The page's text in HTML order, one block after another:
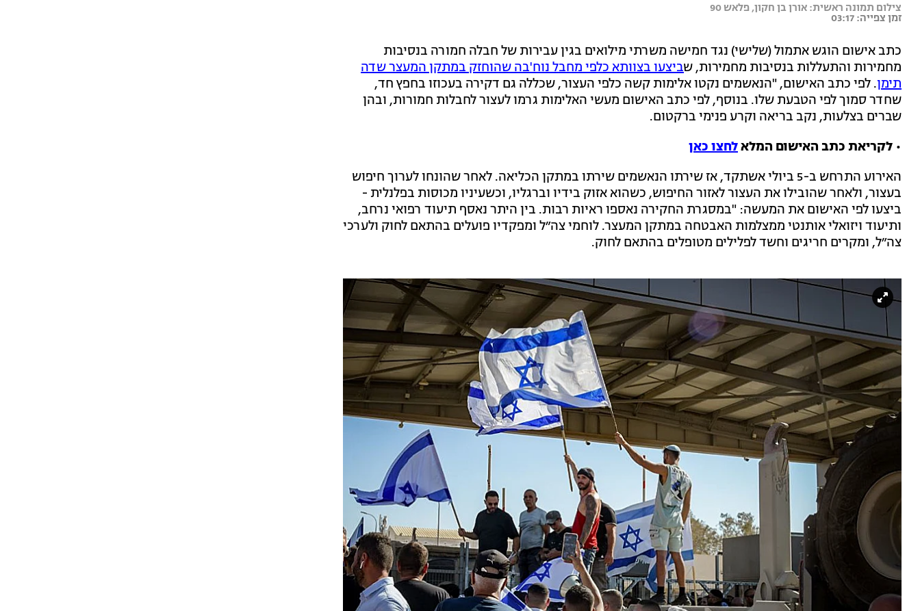
צילום תמונה ראשית: אורן בן חקון, פלאש 90
זמן צפייה: 03:17
כתב אישום הוגש אתמול (שלישי) נגד חמישה משרתי מילואים בגין עבירות של חבלה חמורה בנסיבות
מחמירות והתעללות בנסיבות מחמירות, שביצעו בצוותא כלפי מחבל נוח'בה שהוחזק במתקן המעצר שדה
תימן. לפי כתב האישום, "הנאשמים נקטו אלימות קשה כלפי העצור, שכללה גם דקירה בעכוזו בחפץ חד,
שחדר סמוך לפי הטבעת שלו. בנוסף, לפי כתב האישום מעשי האלימות גרמו לעצור לחבלות חמורות, ובהן
שברים בצלעות, נקב בריאה וקרע פנימי ברקטום.
• לקריאת כתב האישום המלאלחצו כאן
האירוע התרחש ב-5 ביולי אשתקד, אז שירתו הנאשמים שירתו במתקן הכליאה. לאחר שהונחו לערוך חיפוש
בעצור, ולאחר שהובילו את העצור לאזור החיפוש, כשהוא אזוק בידיו וברגליו, וכשעיניו מכוסות בפלנלית -
ביצעו לפי האישום את המעשה: "במסגרת החקירה נאספו ראיות רבות. בין היתר נאסף תיעוד רפואי נרחב,
ותיעוד ויזואלי אותנטי ממצלמות האבטחה במתקן המעצר. לוחמי צה״ל ומפקדיו פועלים בהתאם לחוק ולערכי
צה״ל, ומקרים חריגים וחשד לפלילים מטופלים בהתאם לחוק.